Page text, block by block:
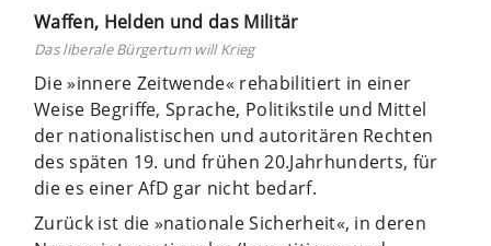
Waffen, Helden und das Militär
Das liberale Bürgertum will Krieg
Die »innere Zeitwende« rehabilitiert in einer
Weise Begriffe, Sprache, Politikstile und Mittel
der nationalistischen und autoritären Rechten
des späten 19. und frühen 20.Jahrhunderts, für
die es einer AfD gar nicht bedarf.
Zurück ist die »nationale Sicherheit«, in deren